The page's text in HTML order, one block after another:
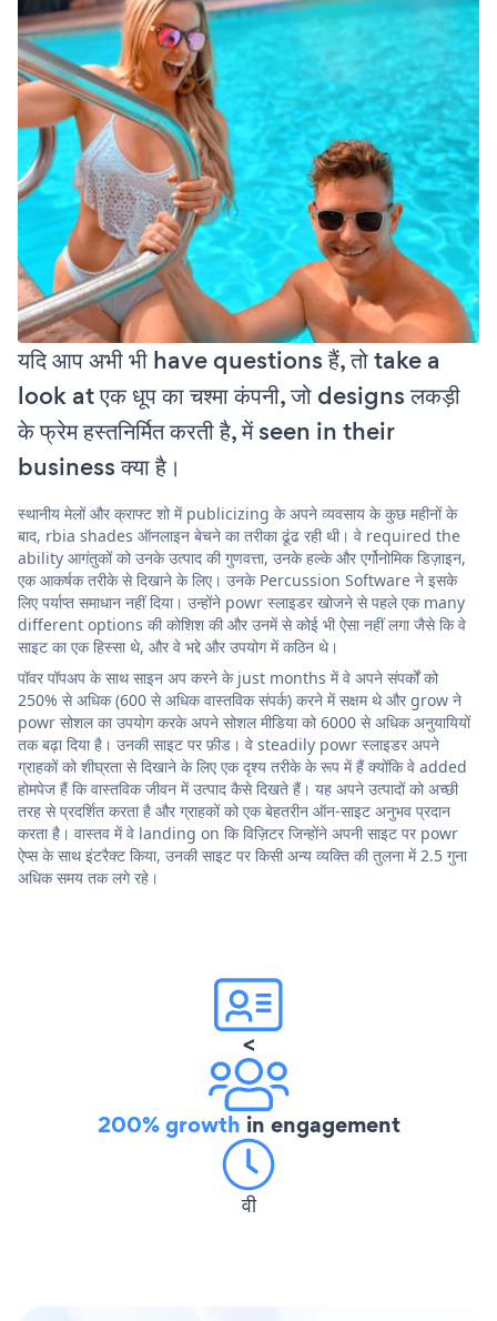
यदि आप अभी भी have questions हैं, तो take a
look at एक धूप का चश्मा कंपनी, जो designs लकड़ी
के फ्रेम हस्तनिर्मित करती है, में seen in their
business क्या है।
स्थानीय मेलों और क्राफ्ट शो में publicizing के अपने व्यवसाय के कुछ महीनों के
बाद, rbia shades ऑनलाइन बेचने का तरीका ढूंढ रही थी। वे required the
ability आगंतुकों को उनके उत्पाद की गुणवत्ता, उनके हल्के और एर्गोनोमिक डिज़ाइन,
एक आकर्षक तरीके से दिखाने के लिए। उनके Percussion Software ने इसके
लिए पर्याप्त समाधान नहीं दिया। उन्होंने powr स्लाइडर खोजने से पहले एक many
different options की कोशिश की और उनमें से कोई भी ऐसा नहीं लगा जैसे कि वे
साइट का एक हिस्सा थे, और वे भद्दे और उपयोग में कठिन थे।
पॉवर पॉपअप के साथ साइन अप करने के just months में वे अपने संपर्कों को
250% से अधिक (600 से अधिक वास्तविक संपर्क) करने में सक्षम थे और grow ने
powr सोशल का उपयोग करके अपने सोशल मीडिया को 6000 से अधिक अनुयायियों
तक बढ़ा दिया है। उनकी साइट पर फ़ीड। वे steadily powr स्लाइडर अपने
ग्राहकों को शीघ्रता से दिखाने के लिए एक दृश्य तरीके के रूप में हैं क्योंकि वे added
होमपेज हैं कि वास्तविक जीवन में उत्पाद कैसे दिखते हैं। यह अपने उत्पादों को अच्छी
तरह से प्रदर्शित करता है और ग्राहकों को एक बेहतरीन ऑन-साइट अनुभव प्रदान
करता है। वास्तव में वे landing on कि विज़िटर जिन्होंने अपनी साइट पर powr
ऐप्स के साथ इंटरैक्ट किया, उनकी साइट पर किसी अन्य व्यक्ति की तुलना में 2.5 गुना
अधिक समय तक लगे रहे।
<
200% growth in engagement
वी